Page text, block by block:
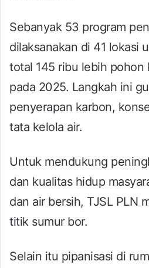
Sebanyak 53 program
dilaksanakan di 41 lokasi
total 145 ribu lebih pohon
pada 2025. Langkah ini
penyerapan karbon,
tata kelola air.
Untuk mendukung
dan kualitas hidup
dan air bersih, TJSL PLN
titik sumur bor.
Selain itu pipanisasi di